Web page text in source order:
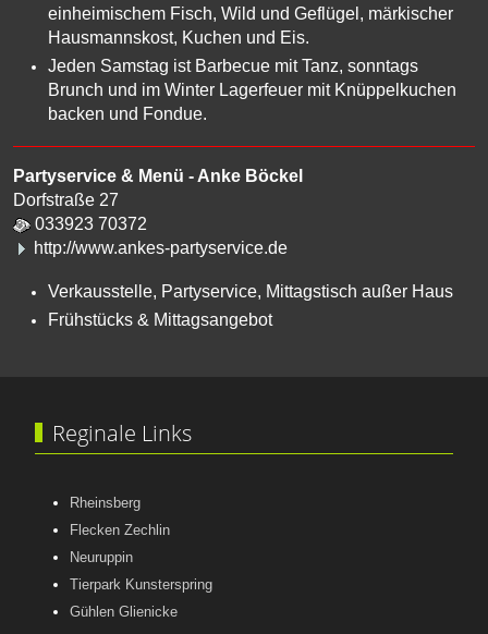
einheimischem Fisch, Wild und Geflügel, märkischer
Hausmannskost, Kuchen und Eis.
Jeden Samstag ist Barbecue mit Tanz, sonntags
Brunch und im Winter Lagerfeuer mit Knüppelkuchen
backen und Fondue.
Partyservice & Menü - Anke Böckel
Dorfstraße 27
033923 70372
http://www.ankes-partyservice.de
Verkausstelle, Partyservice, Mittagstisch außer Haus
Frühstücks & Mittagsangebot
Reginale Links
Rheinsberg
Flecken Zechlin
Neuruppin
Tierpark Kunsterspring
Gühlen Glienicke